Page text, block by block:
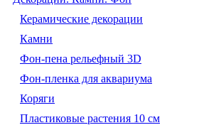
Керамические декорации
Камни
Фон-пена рельефный 3D
Фон-пленка для аквариума
Коряги
Пластиковые растения 10 см